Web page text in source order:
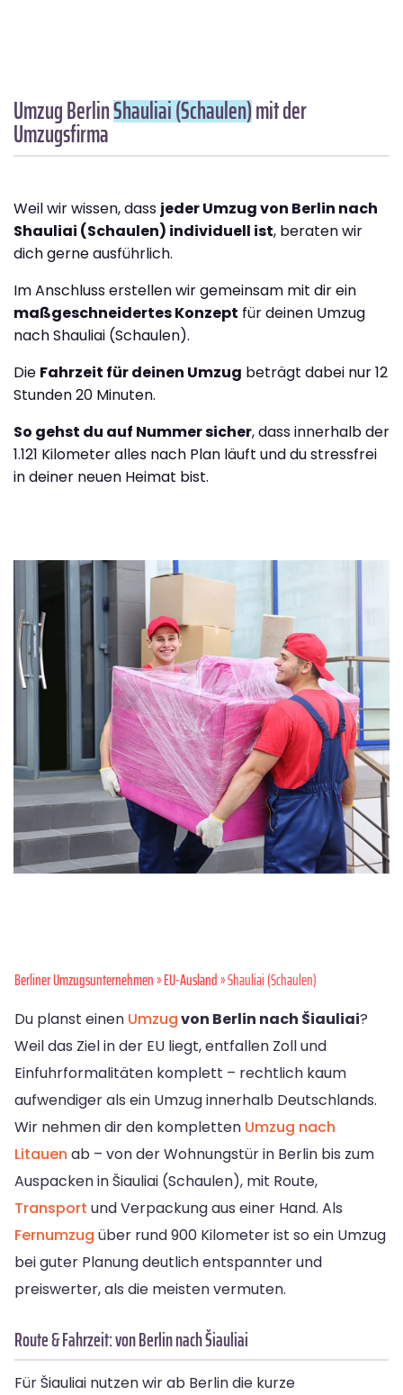
Umzug BerlinShauliai (Schaulen)mit der
Umzugsfirma
Weil wir wissen, dass jeder Umzug von Berlin nach
Shauliai (Schaulen) individuell ist, beraten wir
dich gerne ausführlich.
Im Anschluss erstellen wir gemeinsam mit dir ein
maßgeschneidertes Konzept für deinen Umzug
nach Shauliai (Schaulen).
Die Fahrzeit für deinen Umzug beträgt dabei nur 12
Stunden 20 Minuten.
So gehst du auf Nummer sicher, dass innerhalb der
1.121 Kilometer alles nach Plan läuft und du stressfrei
in deiner neuen Heimat bist.
Berliner Umzugsunternehmen»EU-Ausland» Shauliai (Schaulen)
Du planst einen Umzugvon Berlin nach Šiauliai?
Weil das Ziel in der EU liegt, entfallen Zoll und
Einfuhrformalitäten komplett – rechtlich kaum
aufwendiger als ein Umzug innerhalb Deutschlands.
Wir nehmen dir den kompletten Umzug nach
Litauen ab – von der Wohnungstür in Berlin bis zum
Auspacken in Šiauliai (Schaulen), mit Route,
Transport und Verpackung aus einer Hand. Als
Fernumzug über rund 900 Kilometer ist so ein Umzug
bei guter Planung deutlich entspannter und
preiswerter, als die meisten vermuten.
Route & Fahrzeit: von Berlin nach Šiauliai
Für Šiauliai nutzen wir ab Berlin die kurze